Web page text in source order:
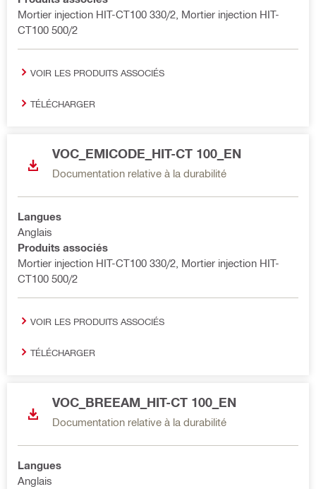
Mortier injection HIT-CT100 330/2, Mortier injection HIT-
CT100 500/2
VOIR LES PRODUITS ASSOCIÉS
TÉLÉCHARGER
VOC_EMICODE_HIT-CT 100_EN
Documentation relative à la durabilité
Langues
Anglais
Produits associés
Mortier injection HIT-CT100 330/2, Mortier injection HIT-
CT100 500/2
VOIR LES PRODUITS ASSOCIÉS
TÉLÉCHARGER
VOC_BREEAM_HIT-CT 100_EN
Documentation relative à la durabilité
Langues
Anglais